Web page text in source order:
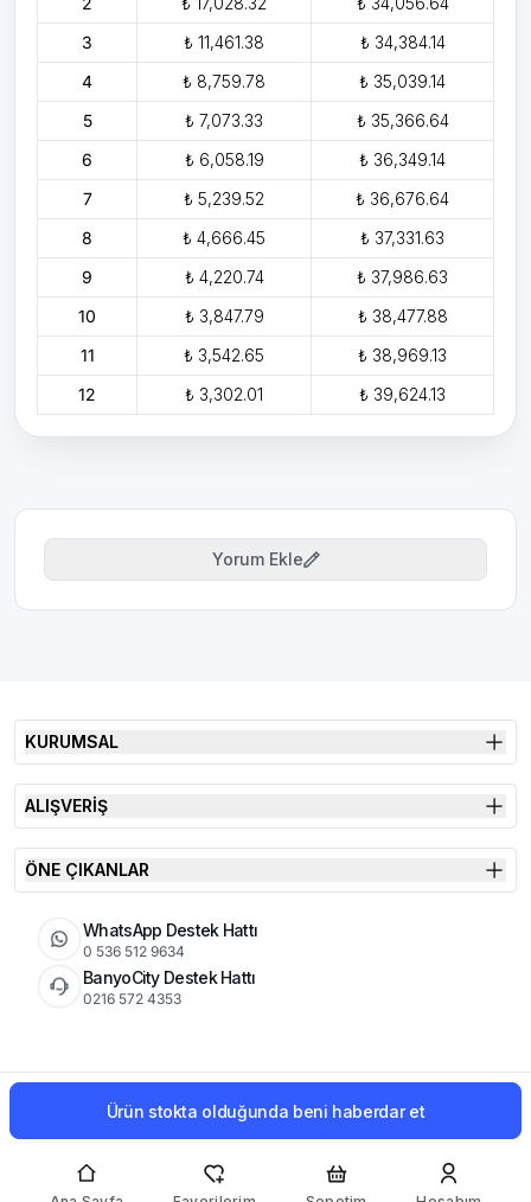
Ürün stokta olduğunda beni haberdar et
3
₺ 11,461.38
₺ 34,384.14
4
₺ 8,759.78
₺ 35,039.14
5
₺ 7,073.33
₺ 35,366.64
6
₺ 6,058.19
₺ 36,349.14
7
₺ 5,239.52
₺ 36,676.64
8
₺ 4,666.45
₺ 37,331.63
9
₺ 4,220.74
₺ 37,986.63
10
₺ 3,847.79
₺ 38,477.88
11
₺ 3,542.65
₺ 38,969.13
12
₺ 3,302.01 ₺ 39,624.13
Yorum Ekle
KURUMSAL
ALIŞVERİŞ
ÖNE ÇIKANLAR
WhatsApp Destek Hattı
0 536 512 9634
BanyoCity Destek Hattı
0216 572 4353
© 2026 Şimşek Banyo & Seramik | Tüm Hakları Saklıdır